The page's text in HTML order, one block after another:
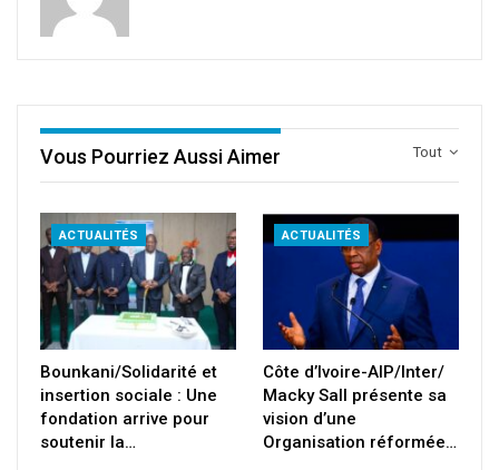
Tout
Vous Pourriez Aussi Aimer
ACTUALITÉS
Bounkani/Solidarité et
insertion sociale : Une
fondation arrive pour
soutenir la…
ACTUALITÉS
Côte d’Ivoire-AIP/Inter/
Macky Sall présente sa
vision d’une
Organisation réformée…